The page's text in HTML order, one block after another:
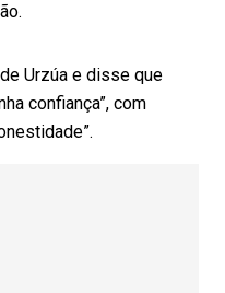
Urzúa e disse que
confiança”, com